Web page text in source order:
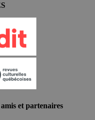
et partenaires